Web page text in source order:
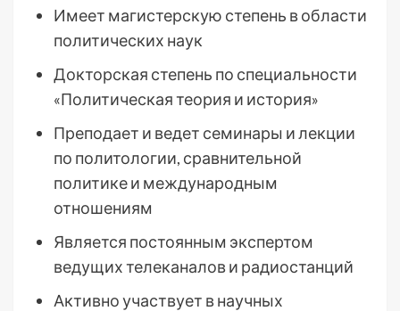
Имеет магистерскую степень в области
политических наук
Докторская степень по специальности
«Политическая теория и история»
Преподает и ведет семинары и лекции
по политологии, сравнительной
политике и международным
отношениям
Является постоянным экспертом
ведущих телеканалов и радиостанций
Активно участвует в научных